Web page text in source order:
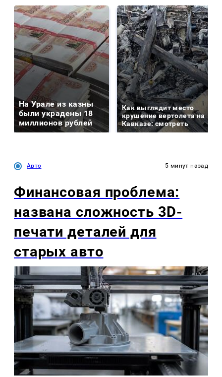
На Урале из казны
были украдены 18
миллионов рублей
Как выглядит место
крушение вертолета на
Кавказе: смотреть
Авто 5 минут назад
Финансовая проблема:
названа сложность 3D-
печати деталей для
старых авто